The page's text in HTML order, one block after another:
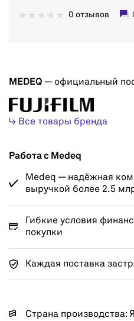
0 отзывов
MEDEQ — официальный
↳ Все товары бренда
Работа с Medeq
Medeq — надёжная
выручкой более 2.5
Гибкие условия
покупки
Каждая поставка
Страна производства: